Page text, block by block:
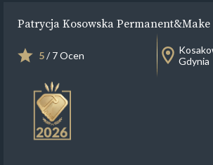
Patrycja Kosowska Permanent&Make
5/ 7 Ocen
Gdynia